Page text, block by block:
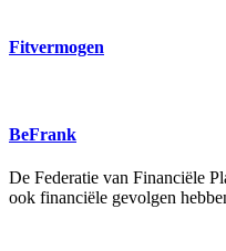
Fitvermogen
BeFrank
De Federatie van Financiële
ook financiële gevolgen